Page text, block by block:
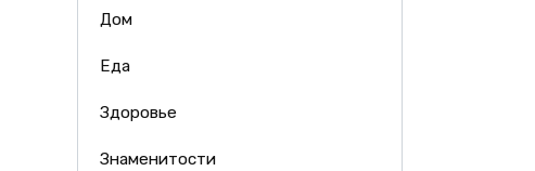
Дом
Еда
Здоровье
Знаменитости